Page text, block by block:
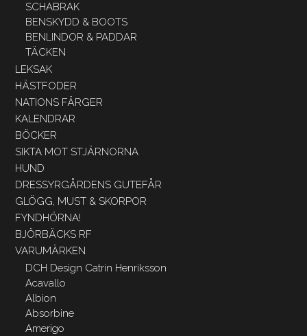
SCHABRAK
BENSKYDD & BOOTS
BENLINDOR & PADDAR
TÄCKEN
LEKSAK
HÄSTFODER
NATIONS FÄRGER
KALENDRAR
BÖCKER
SIKTA MOT STJÄRNORNA
HUND
DRESSYRGÅRDENS GUTEFÅR
GLÖGG, MUST & SKORPOR
FYNDHÖRNA!
BJÖRBÄCKS RF
VARUMÄRKEN
DCH Design Catrin Henriksson
Acavallo
Albion
Absorbine
Amerigo